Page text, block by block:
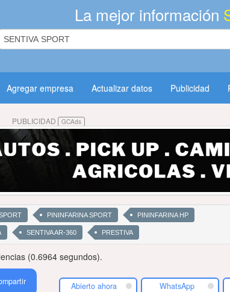
La mejor información
Agregar empresa Actualizar datos Publicidad
PUBLICIDAD GCAds
PININFARINA SPORT PININFARINA HP
SENTIVA AR-360 PRESTIVA
(0.6964 segundos).
Abierto ahora WhatsApp